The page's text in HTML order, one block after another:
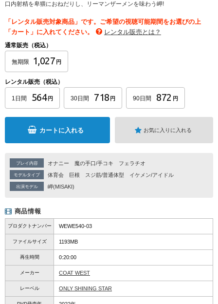
口内射精を卑猥におねだりし、リーマンザーメンを味わう岬!
「レンタル販売対象商品」です。ご希望の視聴可能期間をお選びの上
「カート」に入れてください。
レンタル販売とは？
通常販売（税込）
無期限 1,027 円
レンタル販売（税込）
1日間 564 円 30日間 718 円 90日間 872 円
カートに入れる お気に入りに入れる
プレイ内容 オナニー 魔の手口/手コキ フェラチオ
モデルタイプ 体育会 巨根 スジ筋/普通体型 イケメン/アイドル
出演モデル 岬(MISAKI)
商品情報
プロダクトナンバー WEWE540-03
ファイルサイズ 1193MB
再生時間 0:20:00
メーカー COAT WEST
レーベル ONLY SHINING STAR